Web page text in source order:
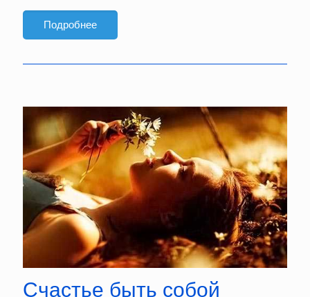
Подробнее
Счастье быть собой